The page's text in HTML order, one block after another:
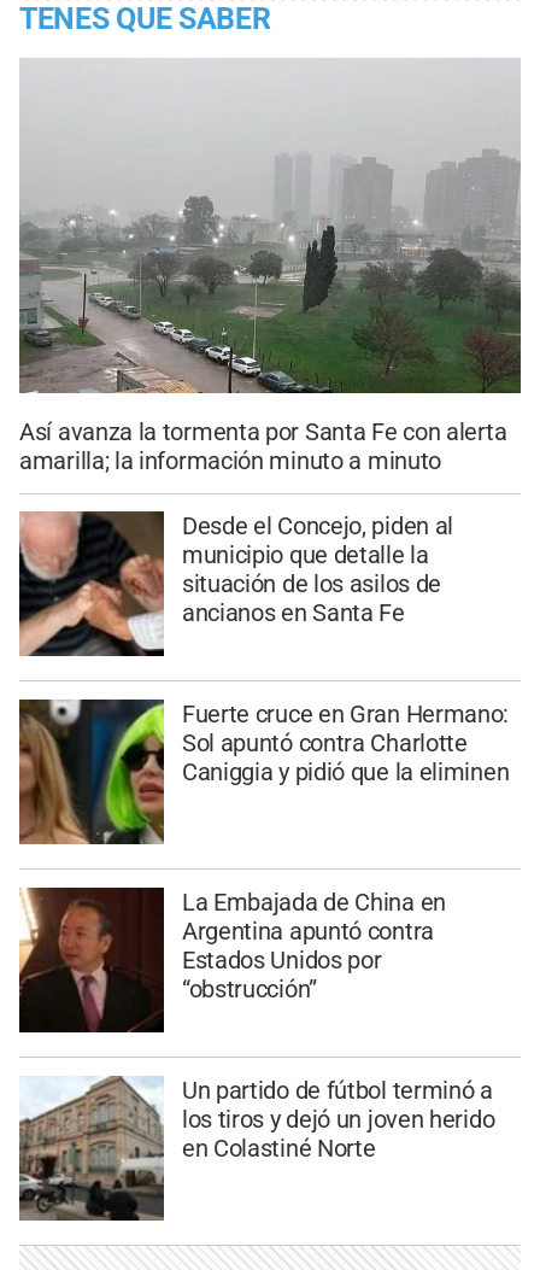
TENES QUE SABER
Así avanza la tormenta por Santa Fe con alerta
amarilla; la información minuto a minuto
Desde el Concejo, piden al
municipio que detalle la
situación de los asilos de
ancianos en Santa Fe
Fuerte cruce en Gran Hermano:
Sol apuntó contra Charlotte
Caniggia y pidió que la eliminen
La Embajada de China en
Argentina apuntó contra
Estados Unidos por
“obstrucción”
Un partido de fútbol terminó a
los tiros y dejó un joven herido
en Colastiné Norte